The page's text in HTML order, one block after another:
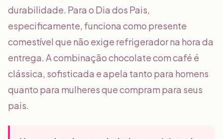
durabilidade. Para o Dia dos Pais,
especificamente, funciona como presente
comestível que não exige refrigerador na hora da
entrega. A combinação chocolate com café é
clássica, sofisticada e apela tanto para homens
quanto para mulheres que compram para seus
pais.